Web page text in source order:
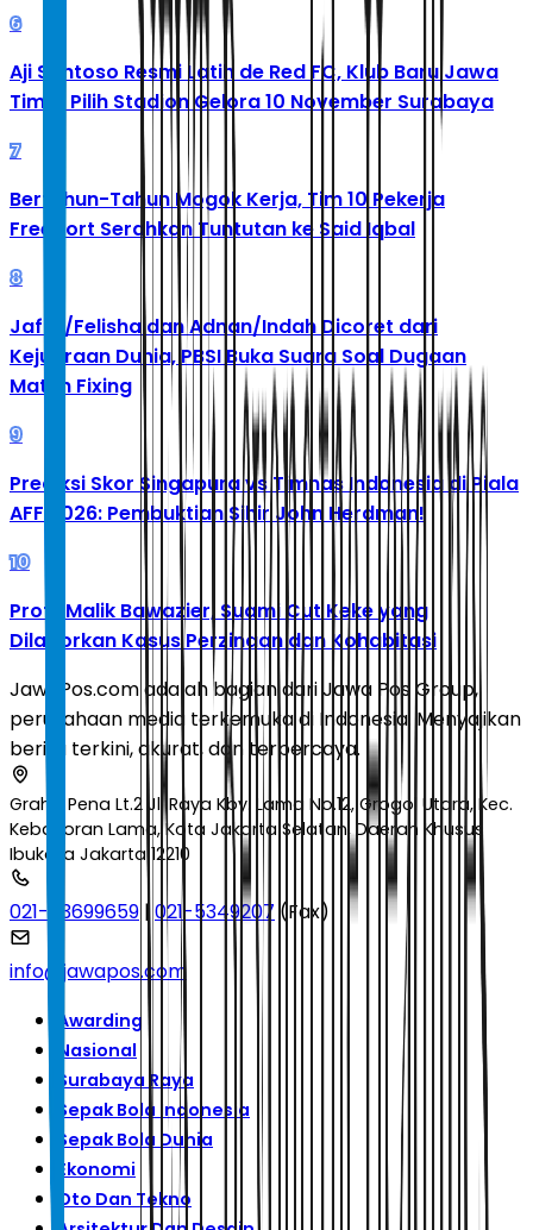
6
Aji Santoso Resmi Latih de Red FC, Klub Baru Jawa
Timur Pilih Stadion Gelora 10 November Surabaya
7
Bertahun-Tahun Mogok Kerja, Tim 10 Pekerja
Freeport Serahkan Tuntutan ke Said Iqbal
8
Jafar/Felisha dan Adnan/Indah Dicoret dari
Kejuaraan Dunia, PBSI Buka Suara Soal Dugaan
Match Fixing
9
Prediksi Skor Singapura vs Timnas Indonesia di Piala
AFF 2026: Pembuktian Sihir John Herdman!
10
Profil Malik Bawazier, Suami Cut Keke yang
Dilaporkan Kasus Perzinaan dan Kohabitasi
JawaPos.com adalah bagian dari Jawa Pos Group,
perusahaan media terkemuka di Indonesia. Menyajikan
berita terkini, akurat, dan terpercaya.
Graha Pena Lt.2 Jl. Raya Kby. Lama No.12, Grogol Utara, Kec.
Kebayoran Lama, Kota Jakarta Selatan, Daerah Khusus
Ibukota Jakarta 12210
021-53699659 |021-5349207 (Fax)
info@jawapos.com
Awarding
Nasional
Surabaya Raya
Sepak Bola Indonesia
Sepak Bola Dunia
Ekonomi
Oto Dan Tekno